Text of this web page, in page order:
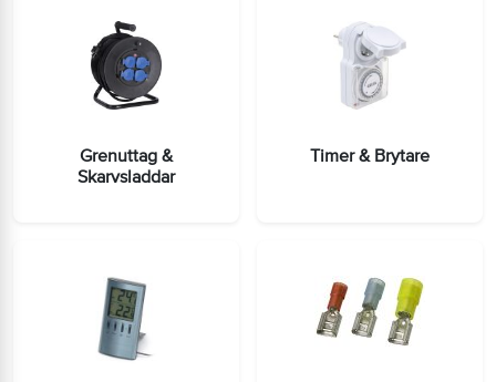
Grenuttag &
Skarvsladdar
Timer & Brytare